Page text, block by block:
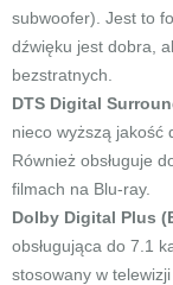
subwoofer). Jest to
dźwięku jest dobra,
bezstratnych.
DTS Digital
nieco wyższą jakość
Również obsługuje
filmach na Blu-ray.
Dolby Digital Plus
obsługująca do 7.1
stosowany w